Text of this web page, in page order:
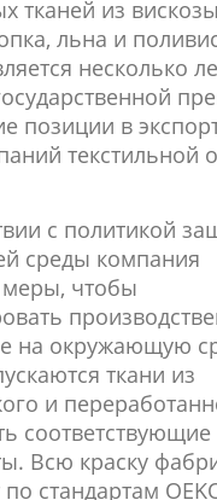
тканей из
льна и
несколько
позиции в
текстильной
с политикой
среды компания
чтобы
на окружающую
ткани из
и
соответствующие
Всю краску
стандартам